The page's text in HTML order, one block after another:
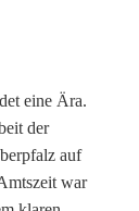
eine Ära.
der
auf
war